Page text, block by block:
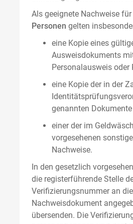
Als geeignete Nachweise für
Personen gelten
eine Kopie eines
Ausweisdokuments
Personalausweis oder
eine Kopie der in der
genannten
einer der im
vorgesehenen
Nachweise.
In den gesetzlich
die registerführende Stelle
Verifizierungsnummer an
Nachweisdokument
übersenden. Die